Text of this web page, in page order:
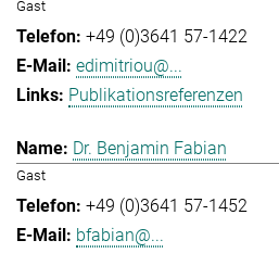
Gast
+49 (0)3641 57-1422
edimitriou@...
Publikationsreferenzen
Dr. Benjamin Fabian
Gast
+49 (0)3641 57-1452
bfabian@...